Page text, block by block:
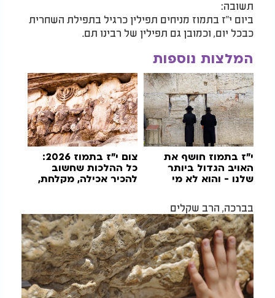
תשובה:
ביום י"ז בתמוז מניחים תפילין כרגיל בתפילת השחרית
כבכל יום, וכמובן גם תפילין של רבינו תם.
המלצות נוספות
י"ז בתמוז חושף את
האויב הגדול ביותר
שלנו - והוא לא מי
צום י"ז בתמוז 2026:
כל ההלכות שחשוב
להכיר אכילה, מקלחת,
בברכה, הרב שקלים